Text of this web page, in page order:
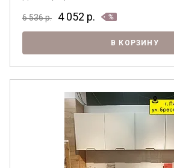
6 536р. 4 052 р.
В КОРЗИНУ